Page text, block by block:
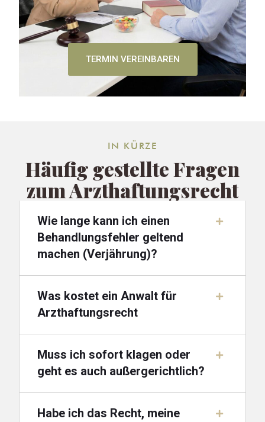
TERMIN VEREINBAREN
IN KÜRZE
Häufig gestellte Fragen
zum Arzthaftungsrecht
Wie lange kann ich einen
Behandlungsfehler geltend
machen (Verjährung)?
Was kostet ein Anwalt für
Arzthaftungsrecht
Muss ich sofort klagen oder
geht es auch außergerichtlich?
Habe ich das Recht, meine